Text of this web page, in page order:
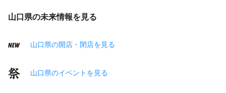
山口県の未来情報を見る
山口県の開店・閉店を見る
山口県のイベントを見る